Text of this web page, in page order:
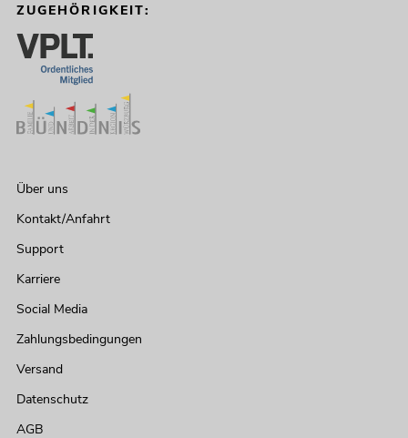
ZUGEHÖRIGKEIT:
Über uns
Kontakt/Anfahrt
Support
Karriere
Social Media
Zahlungsbedingungen
Versand
Datenschutz
AGB